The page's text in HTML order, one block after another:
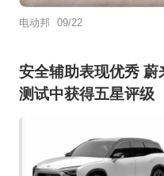
电动邦 09/22
安全辅助表现优秀
测试中获得五星评级